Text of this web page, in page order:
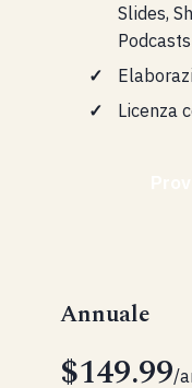
Slides,
Podcasts
Licenza
Annuale
$149.99/